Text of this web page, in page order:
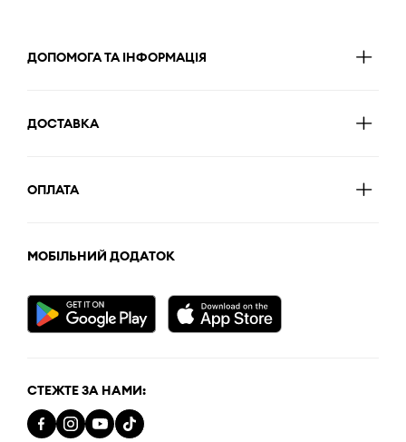
ДОПОМОГА ТА ІНФОРМАЦІЯ
ДОСТАВКА
ОПЛАТА
МОБІЛЬНИЙ ДОДАТОК
СТЕЖТЕ ЗА НАМИ: